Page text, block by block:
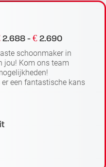
2.688 - € 2.690
schoonmaker in
jou! Kom ons team
een fantastische kans